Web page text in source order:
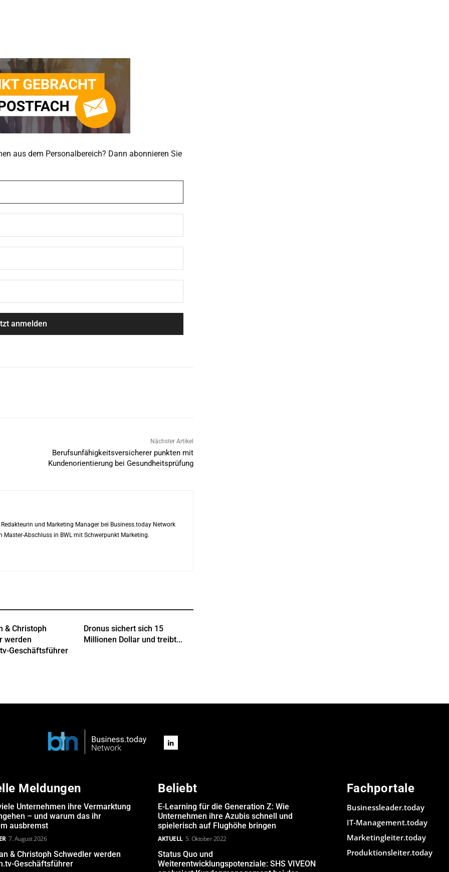
aus dem Personalbereich? Dann abonnieren Sie
Nächster Artikel
Berufsunfähigkeitsversicherer punkten mit
Kundenorientierung bei Gesundheitsprüfung
und Marketing Manager bei Business.today Network
Master-Abschluss in BWL mit Schwerpunkt Marketing.
& Christoph
werden
Geschäftsführer
Dronus sichert sich 15
Millionen Dollar und treibt...
Meldungen
Unternehmen ihre Vermarktung
– und warum das ihr
ausbremst
7. August 2026
& Christoph Schwedler werden
Geschäftsführer
Beliebt
E-Learning für die Generation Z: Wie
Unternehmen ihre Azubis schnell und
spielerisch auf Flughöhe bringen
AKTUELL 5. Oktober 2022
Status Quo und
Weiterentwicklungspotenziale: SHS VIVEON
Fachportale
Businessleader.today
IT-Management.today
Marketingleiter.today
Produktionsleiter.today